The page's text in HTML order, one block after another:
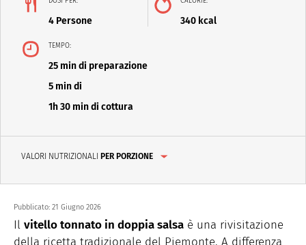
4 Persone 340 kcal
TEMPO:
25 min di preparazione
5 min di
1h 30 min di cottura
VALORI NUTRIZIONALI PER PORZIONE
Pubblicato: 21 Giugno 2026
Il vitello tonnato in doppia salsa è una rivisitazione
della ricetta tradizionale del Piemonte. A differenza